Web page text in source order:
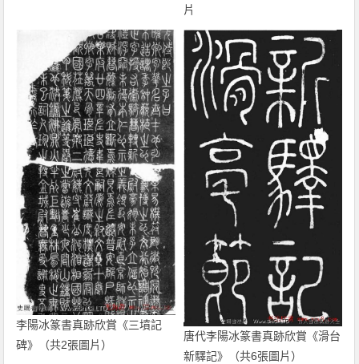
片
李陽冰篆書真跡欣賞《三墳記
碑》（共2張圖片）
唐代李陽冰篆書真跡欣賞《滑台
新驛記》（共6張圖片）